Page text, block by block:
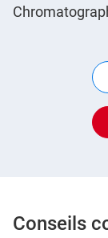
Conseils